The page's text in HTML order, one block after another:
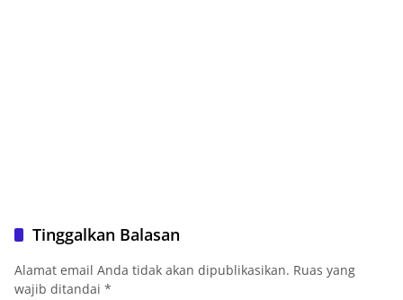
Tinggalkan Balasan
Alamat email Anda tidak akan dipublikasikan. Ruas yang
wajib ditandai *